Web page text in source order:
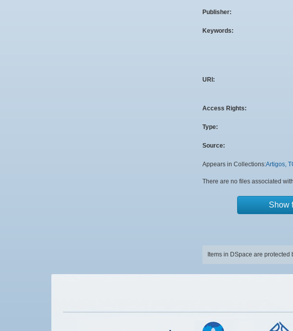
Publisher:
Keywords:
URI:
Access Rights:
Type:
Source:
Appears in Collections:Artigos,
There are no files associated
Show
Items in DSpace are